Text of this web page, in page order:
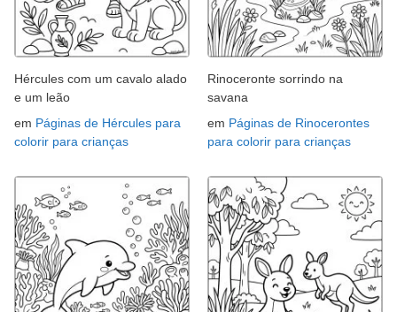
Hércules com um cavalo alado
e um leão
em Páginas de Hércules para
colorir para crianças
Rinoceronte sorrindo na
savana
em Páginas de Rinocerontes
para colorir para crianças